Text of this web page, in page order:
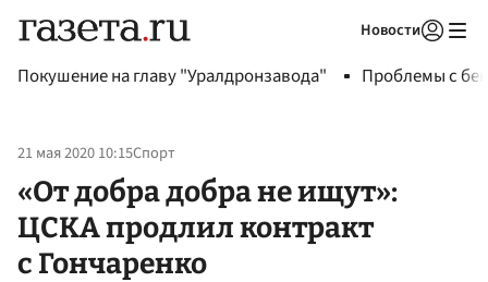
Новости
Покушение на главу "Уралдронзавода" Проблемы с
21 мая 2020 10:15Спорт
«От добра добра не ищут»:
ЦСКА продлил контракт
с Гончаренко